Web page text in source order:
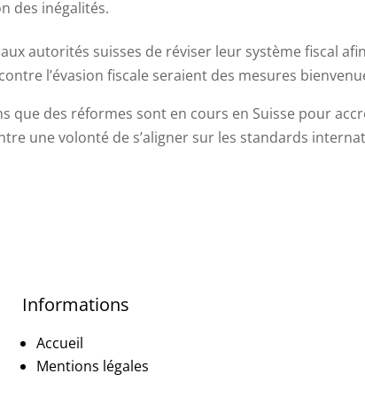
des inégalités.
autorités suisses de réviser leur système fiscal
l’évasion fiscale seraient des mesures
que des réformes sont en cours en Suisse pour
une volonté de s’aligner sur les standards
Informations
Accueil
Mentions légales